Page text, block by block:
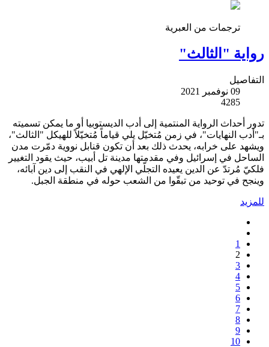
ترجمات من العبرية
رواية "الثالث"
التفاصيل
09 نوفمبر 2021
4285
تدور أحداث الرواية المنتمية إلى أدب الديستوبيا أو ما يمكن تسميته
بـ"أدب النهايات"، في زمن مُتخيّل يلي قياماً مُتخيّلاً للهيكل "الثالث"،
ويشهد على خرابه، يحدث ذلك بعد أن تكون قنابل نووية دمّرت مدن
الساحل في إسرائيل وفي مقدمتها مدينة تل أبيب، حيث يقود التغيير
فلكيّ مُرتدّ عن الدين يعيده التجلّي الإلهي في النقب إلى دين آبائه،
وينجح في توحيد من تبقّوا من الشعب حوله في منطقة الجبل.
للمزيد
1
2
3
4
5
6
7
8
9
10